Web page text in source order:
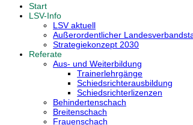
Start
LSV-Info
LSV aktuell
Außerordentlicher
Strategiekonzept 2030
Referate
Aus- und Weiterbildung
Trainerlehrgänge
Schiedsrichterausbildung
Schiedsrichterlizenzen
Behindertenschach
Breitenschach
Frauenschach